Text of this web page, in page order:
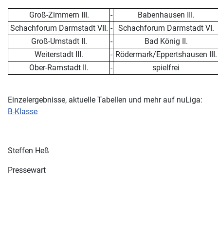
Groß-Zimmern III. -
Babenhausen III.
Schachforum Darmstadt VII. -
Schachforum Darmstadt VI.
Groß-Umstadt II.
-
Bad König II.
Weiterstadt III.
- Rödermark/Eppertshausen III.
Ober-Ramstadt II.
- spielfrei
Einzelergebnisse, aktuelle Tabellen und mehr auf nuLiga:
B-Klasse
Steffen Heß
Pressewart